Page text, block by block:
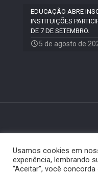
EDUCAÇÃO ABRE
INSTITUIÇÕES
DE 7 DE SETEMBRO.
5 de agosto de
© 2024 Paiquerê -
Usamos cookies em
experiência, lembrando
“Aceitar”, você